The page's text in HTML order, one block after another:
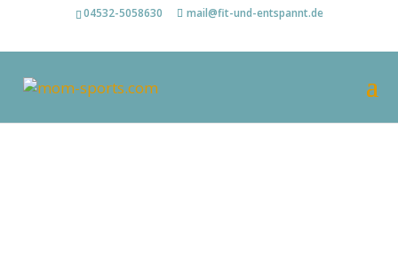
04532-5058630 mail@fit-und-entspannt.de